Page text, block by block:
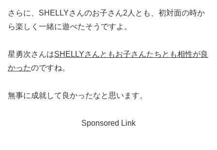
さらに、SHELLYさんのお子さん2人とも、初対面の時か
ら楽しく一緒に遊べたそうですよ。
星勇次さんはSHELLYさんともお子さんたちとも相性が良
かったのですね。
無事に成就して良かったなと思います。
Sponsored Link